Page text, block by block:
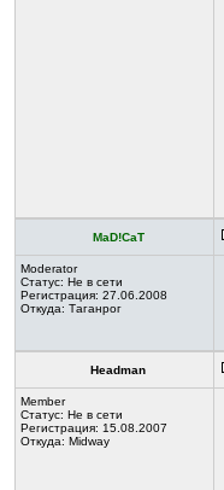
MaD!CaT
Moderator
Статус: Не в сети
Регистрация: 27.06.2008
Откуда: Таганрог
Headman
Member
Статус: Не в сети
Регистрация: 15.08.2007
Откуда: Midway